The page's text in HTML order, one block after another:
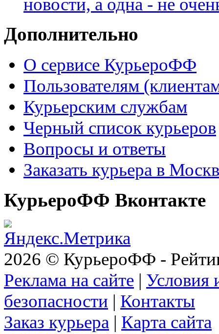
Дополнительно
О сервисе КурьероФФ
Пользователям
Курьерским службам
Черный список курьеров
Вопросы и ответы
Заказать курьера в
КурьероФФ Вконтакте
2026 © КурьероФФ -
Реклама на сайте | Условия
безопасности | Контакты
Заказ курьера | Карта сайта